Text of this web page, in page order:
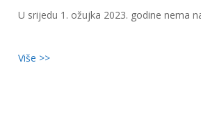
U srijedu 1. ožujka 2023. godine nema
Više >>